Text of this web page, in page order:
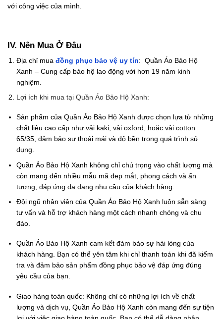
với công việc của mình.
IV. Nên Mua Ở Đâu
Địa chỉ muađồng phục bảo vệ uy tín: Quần Áo Bảo Hộ
Xanh – Cung cấp bảo hộ lao động với hơn 19 năm kinh
nghiệm.
Lợi ích khi mua tại Quần Áo Bảo Hộ Xanh:
Sản phẩm của Quần Áo Bảo Hộ Xanh được chọn lựa từ những
chất liệu cao cấp như vải kaki, vải oxford, hoặc vải cotton
65/35, đảm bảo sự thoải mái và độ bền trong quá trình sử
dụng.
Quần Áo Bảo Hộ Xanh không chỉ chú trọng vào chất lượng mà
còn mang đến nhiều mẫu mã đẹp mắt, phong cách và ấn
tượng, đáp ứng đa dạng nhu cầu của khách hàng.
Đội ngũ nhân viên của Quần Áo Bảo Hộ Xanh luôn sẵn sàng
tư vấn và hỗ trợ khách hàng một cách nhanh chóng và chu
đáo.
Quần Áo Bảo Hộ Xanh cam kết đảm bảo sự hài lòng của
khách hàng. Bạn có thể yên tâm khi chỉ thanh toán khi đã kiểm
tra và đảm bảo sản phẩm đồng phục bảo vệ đáp ứng đúng
yêu cầu của bạn.
Giao hàng toàn quốc: Không chỉ có những lợi ích về chất
lượng và dịch vụ, Quần Áo Bảo Hộ Xanh còn mang đến sự tiện